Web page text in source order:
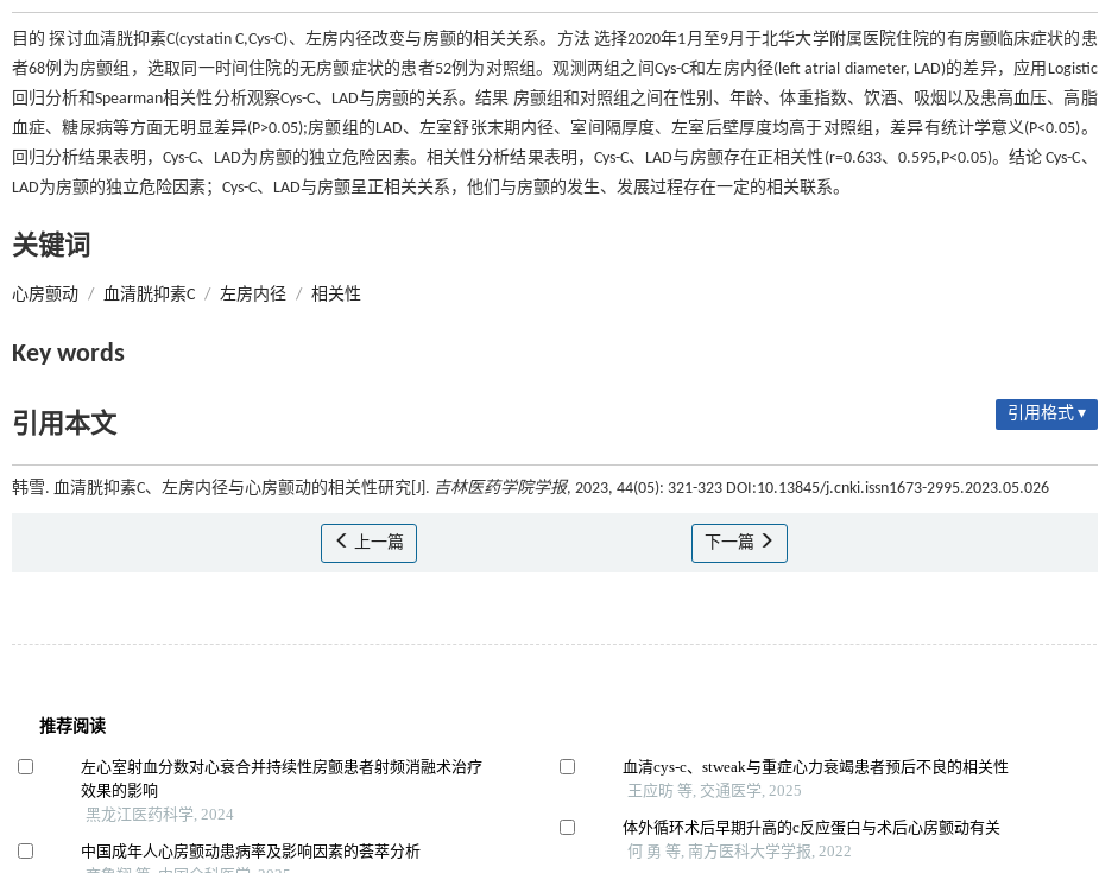
目的 探讨血清胱抑素C(cystatin C,Cys-C)、左房内径改变与房颤的相关关系。方法 选择2020年1月至9月于北华大学附属医院住院的有房颤临床症状的患
者68例为房颤组，选取同一时间住院的无房颤症状的患者52例为对照组。观测两组之间Cys-C和左房内径(left atrial diameter, LAD)的差异，应用Logistic
回归分析和Spearman相关性分析观察Cys-C、LAD与房颤的关系。结果 房颤组和对照组之间在性别、年龄、体重指数、饮酒、吸烟以及患高血压、高脂
血症、糖尿病等方面无明显差异(P>0.05);房颤组的LAD、左室舒张末期内径、室间隔厚度、左室后壁厚度均高于对照组，差异有统计学意义(P<0.05)。
回归分析结果表明，Cys-C、LAD为房颤的独立危险因素。相关性分析结果表明，Cys-C、LAD与房颤存在正相关性(r=0.633、0.595,P<0.05)。结论 Cys-C、
LAD为房颤的独立危险因素；Cys-C、LAD与房颤呈正相关关系，他们与房颤的发生、发展过程存在一定的相关联系。
关键词
心房颤动 / 血清胱抑素C / 左房内径 / 相关性
Key words
引用本文 引用格式 ▾
韩雪. 血清胱抑素C、左房内径与心房颤动的相关性研究[J]. 吉林医药学院学报, 2023, 44(05): 321-323 DOI:10.13845/j.cnki.issn1673-2995.2023.05.026
上一篇 下一篇